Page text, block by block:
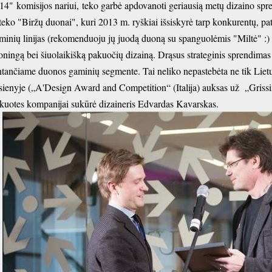
komisijos nariui, teko garbė apdovanoti geriausią metų dizaino
"Biržų duonai", kuri 2013 m. ryškiai išsiskyrė tarp konkurentų,
linijas (rekomenduoju jų juodą duoną su spanguolėmis "Miltė"
bei šiuolaikišką pakuočių dizainą. Drąsus strateginis
duonos gaminių segmente. Tai neliko nepastebėta ne tik
(„A'Design Award and Competition“ (Italija) auksas už
kompanijai sukūrė dizaineris Edvardas Kavarskas.